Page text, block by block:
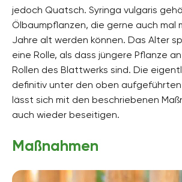
jedoch Quatsch. Syringa vulgaris
Ölbaumpflanzen, die gerne auch mal
Jahre alt werden können. Das Alter
eine Rolle, als dass jüngere Pflanze
Rollen des Blattwerks sind. Die
definitiv unter den oben aufgeführten
lässt sich mit den beschriebenen
auch wieder beseitigen.
Maßnahmen